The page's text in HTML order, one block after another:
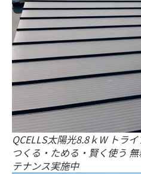
QCELLS太陽光8.8ｋW トラ
つくる・ためる・賢く使う
テナンス実施中